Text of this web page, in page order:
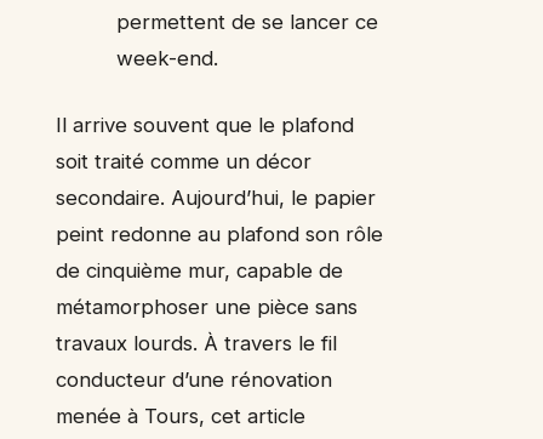
permettent de se lancer ce
week-end.
Il arrive souvent que le plafond
soit traité comme un décor
secondaire. Aujourd’hui, le papier
peint redonne au plafond son rôle
de cinquième mur, capable de
métamorphoser une pièce sans
travaux lourds. À travers le fil
conducteur d’une rénovation
menée à Tours, cet article